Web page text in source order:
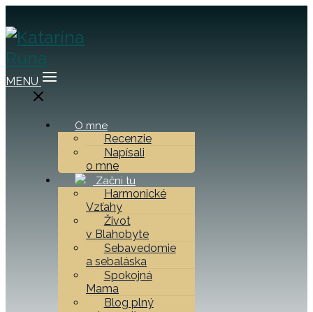
MENU
O mne
Recenzie
Napísali
o mne
Začni tu
Harmonické
Vzťahy
Život
v Blahobyte
Sebavedomie
a sebaláska
Spokojná
Mama
Blog plný